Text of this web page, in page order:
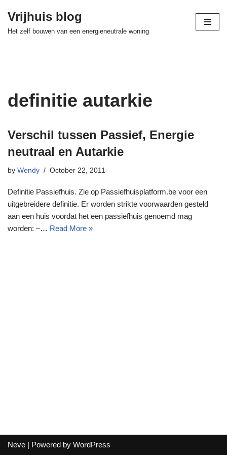
Skip
Vrijhuis blog
Het zelf bouwen van een energieneutrale woning
definitie autarkie
Verschil tussen Passief, Energie
neutraal en Autarkie
by Wendy October 22, 2011
Definitie Passiefhuis. Zie op Passiefhuisplatform.be voor een
uitgebreidere definitie. Er worden strikte voorwaarden gesteld
aan een huis voordat het een passiefhuis genoemd mag
worden: –… Read More »
Neve | Powered by WordPress